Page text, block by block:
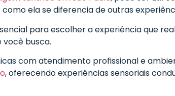
ela se diferencia de outras
para escolher a experiência que
busca.
com atendimento profissional e
, oferecendo experiências sensoriais